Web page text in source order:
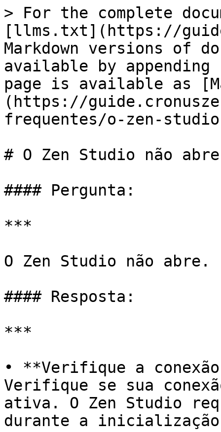
> For the complete
[llms.txt](https://
Markdown versions of
available by
page is available as
(https://
frequentes/o-zen-
# O Zen Studio não abre
#### Pergunta:
***
O Zen Studio não abre.
#### Resposta:
***
• **Verifique a
Verifique se sua
ativa. O Zen Studio
durante a